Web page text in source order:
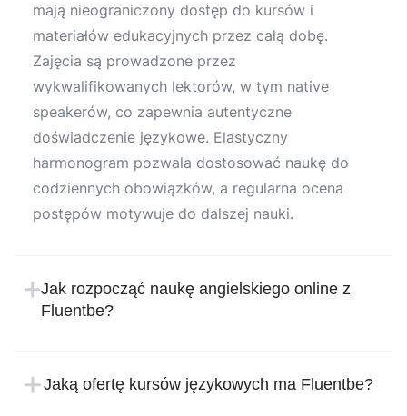
mają nieograniczony dostęp do kursów i
materiałów edukacyjnych przez całą dobę.
Zajęcia są prowadzone przez
wykwalifikowanych lektorów, w tym native
speakerów, co zapewnia autentyczne
doświadczenie językowe. Elastyczny
harmonogram pozwala dostosować naukę do
codziennych obowiązków, a regularna ocena
postępów motywuje do dalszej nauki.
Jak rozpocząć naukę angielskiego online z
Fluentbe?
intuicyjne. Wystarczy zarejestrować się na
Jaką ofertę kursów językowych ma Fluentbe?